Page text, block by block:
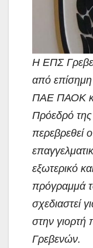
Η ΕΠΣ
από
ΠΑΕ ΠΑΟΚ
Πρόεδρό
περεβρεθεί
εξωτερικό
πρόγραμμά
σχεδιαστεί
στην
Γρεβενών.